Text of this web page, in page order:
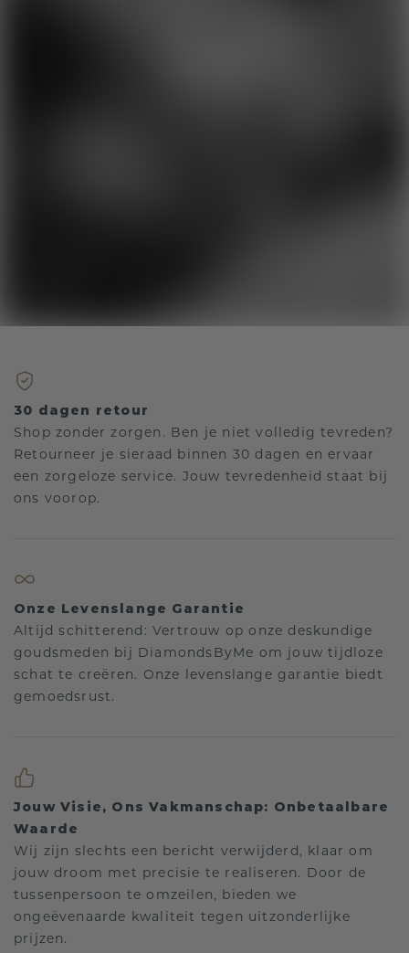
30 dagen retour
Shop zonder zorgen. Ben je niet volledig tevreden?
Retourneer je sieraad binnen 30 dagen en ervaar
een zorgeloze service. Jouw tevredenheid staat bij
ons voorop.
Onze Levenslange Garantie
Altijd schitterend: Vertrouw op onze deskundige
goudsmeden bij DiamondsByMe om jouw tijdloze
schat te creëren. Onze levenslange garantie biedt
gemoedsrust.
Jouw Visie, Ons Vakmanschap: Onbetaalbare
Waarde
Wij zijn slechts een bericht verwijderd, klaar om
jouw droom met precisie te realiseren. Door de
tussenpersoon te omzeilen, bieden we
ongeëvenaarde kwaliteit tegen uitzonderlijke
prijzen.